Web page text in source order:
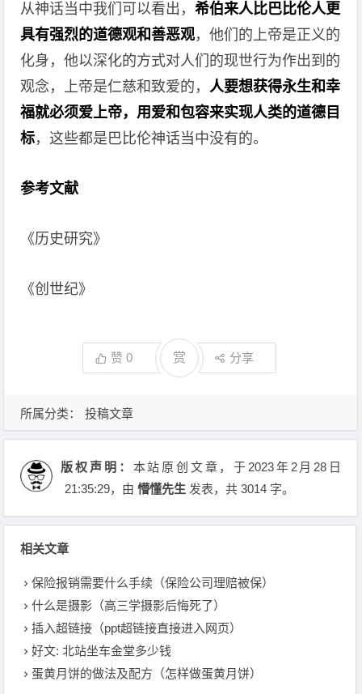
从神话当中我们可以看出，希伯来人比巴比伦人更
具有强烈的道德观和善恶观，他们的上帝是正义的
化身，他以深化的方式对人们的现世行为作出到的
观念，上帝是仁慈和致爱的，人要想获得永生和幸
福就必须爱上帝，用爱和包容来实现人类的道德目
标，这些都是巴比伦神话当中没有的。
参考文献
《历史研究》
《创世纪》
赞0 赏 分享
所属分类： 投稿文章
版权声明： 本站原创文章，于2023年2月28日
21:35:29，由懵懂先生 发表，共 3014 字。
相关文章
保险报销需要什么手续（保险公司理赔被保）
什么是摄影（高三学摄影后悔死了）
插入超链接（ppt超链接直接进入网页）
好文: 北站坐车金堂多少钱
蛋黄月饼的做法及配方（怎样做蛋黄月饼）